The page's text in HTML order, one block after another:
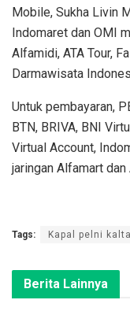
Mobile, Sukha Livin
Indomaret dan OMI
Alfamidi, ATA Tour,
Darmawisata
Untuk pembayaran,
BTN, BRIVA, BNI
Virtual Account,
jaringan Alfamart dan
Tags: Kapal pelni
Berita Lainnya